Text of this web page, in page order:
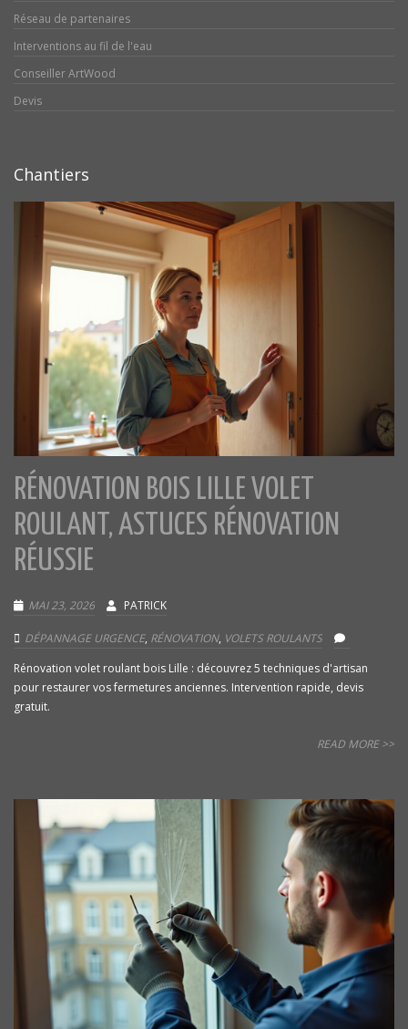
Réseau de partenaires
Interventions au fil de l'eau
Conseiller ArtWood
Devis
Chantiers
RÉNOVATION BOIS LILLE VOLET
ROULANT, ASTUCES RÉNOVATION
RÉUSSIE
MAI 23, 2026 PATRICK
DÉPANNAGE URGENCE, RÉNOVATION, VOLETS ROULANTS
Rénovation volet roulant bois Lille : découvrez 5 techniques d'artisan
pour restaurer vos fermetures anciennes. Intervention rapide, devis
gratuit.
READ MORE >>